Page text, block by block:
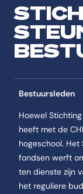
Bestuursleden
Hoewel
heeft met de
hogeschool.
fondsen werft
ten dienste zijn
het reguliere